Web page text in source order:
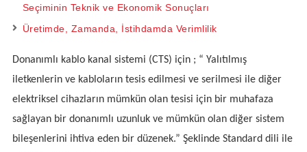
Seçiminin Teknik ve Ekonomik Sonuçları
Üretimde, Zamanda, İstihdamda Verimlilik
Donanımlı kablo kanal sistemi (CTS) için ; “ Yalıtılmış
iletkenlerin ve kabloların tesis edilmesi ve serilmesi ile diğer
elektriksel cihazların mümkün olan tesisi için bir muhafaza
sağlayan bir donanımlı uzunluk ve mümkün olan diğer sistem
bileşenlerini ihtiva eden bir düzenek.” Şeklinde Standard dili ile